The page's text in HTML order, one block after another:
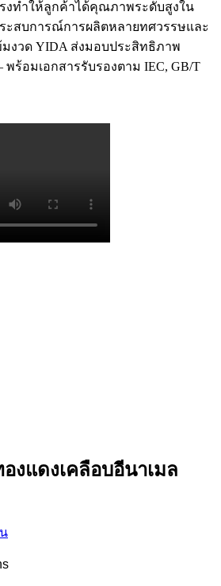
งทำให้ลูกค้าได้คุณภาพระดับสูงใน
ะสบการณ์การผลิตหลายทศวรรษและ
งวด YIDA ส่งมอบประสิทธิภาพ
อมเอกสารรับรองตาม IEC, GB/T
งแดงเคลือบอีนาเมล